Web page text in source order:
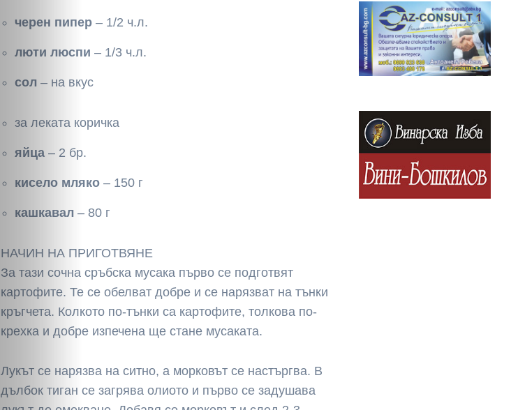
НАЧАЛО
Политика
Разследване
черен пипер – 1/2 ч.л.
люти люспи – 1/3 ч.л.
сол – на вкус
за леката коричка
яйца – 2 бр.
кисело мляко – 150 г
кашкавал – 80 г
НАЧИН НА ПРИГОТВЯНЕ
За тази сочна сръбска мусака първо се подготвят
картофите. Те се обелват добре и се нарязват на тънки
кръгчета. Колкото по-тънки са картофите, толкова по-
крехка и добре изпечена ще стане мусаката.
Лукът се нарязва на ситно, а морковът се настъргва. В
дълбок тиган се загрява олиото и първо се задушава